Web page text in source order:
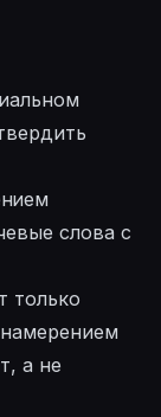
слова с
только
а не